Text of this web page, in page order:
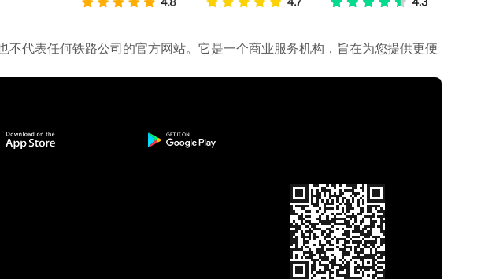
代表任何铁路公司的官方网站。它是一个商业服务机构，旨在为您提供更便